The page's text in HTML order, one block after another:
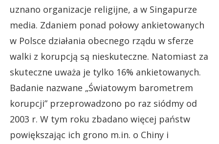
uznano organizacje religijne, a w Singapurze
media. Zdaniem ponad połowy ankietowanych
w Polsce działania obecnego rządu w sferze
walki z korupcją są nieskuteczne. Natomiast za
skuteczne uważa je tylko 16% ankietowanych.
Badanie nazwane „Światowym barometrem
korupcji” przeprowadzono po raz siódmy od
2003 r. W tym roku zbadano więcej państw
powiększając ich grono m.in. o Chiny i